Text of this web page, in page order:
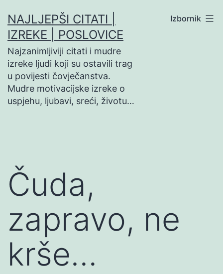
na
sadržaj
NAJLJEPŠI CITATI |
IZREKE | POSLOVICE
Najzanimljiviji citati i mudre
izreke ljudi koji su ostavili trag
u povijesti čovječanstva.
Mudre motivacijske izreke o
uspjehu, ljubavi, sreći, životu…
Izbornik
Čuda,
zapravo, ne
krše…